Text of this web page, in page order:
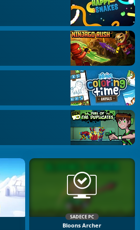
SADECE PC
Bloons Archer